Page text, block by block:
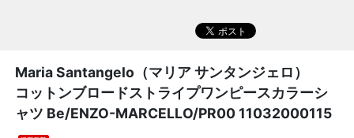
Maria Santangelo（マリア サンタンジェロ）
コットンブロードストライプワンピースカラーシ
ャツ Be/ENZO-MARCELLO/PR00 11032000115